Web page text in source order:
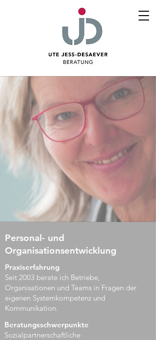
Personal- und
Organisationsentwicklung
Praxiserfahrung
Seit 2003 berate ich Betriebe,
Organisationen und Teams in Fragen der
eigenen Systemkompetenz und
Kommunikation.
Beratungsschwerpunkte
Sozialpartnerschaftliche